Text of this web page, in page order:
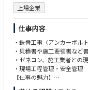
上場企業
仕事内容
・鉄骨工事（アンカーボル
・見積書や施工要領書など
・ゼネコン、施工業者との
・現場工程管理・安全管理
【仕事の魅力】
・鉄骨構造の基礎知識と